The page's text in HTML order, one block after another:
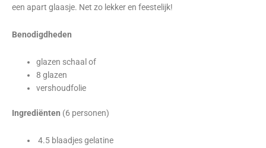
een apart glaasje. Net zo lekker en feestelijk!
Benodigdheden
glazen schaal of
8 glazen
vershoudfolie
Ingrediënten (6 personen)
4.5 blaadjes gelatine